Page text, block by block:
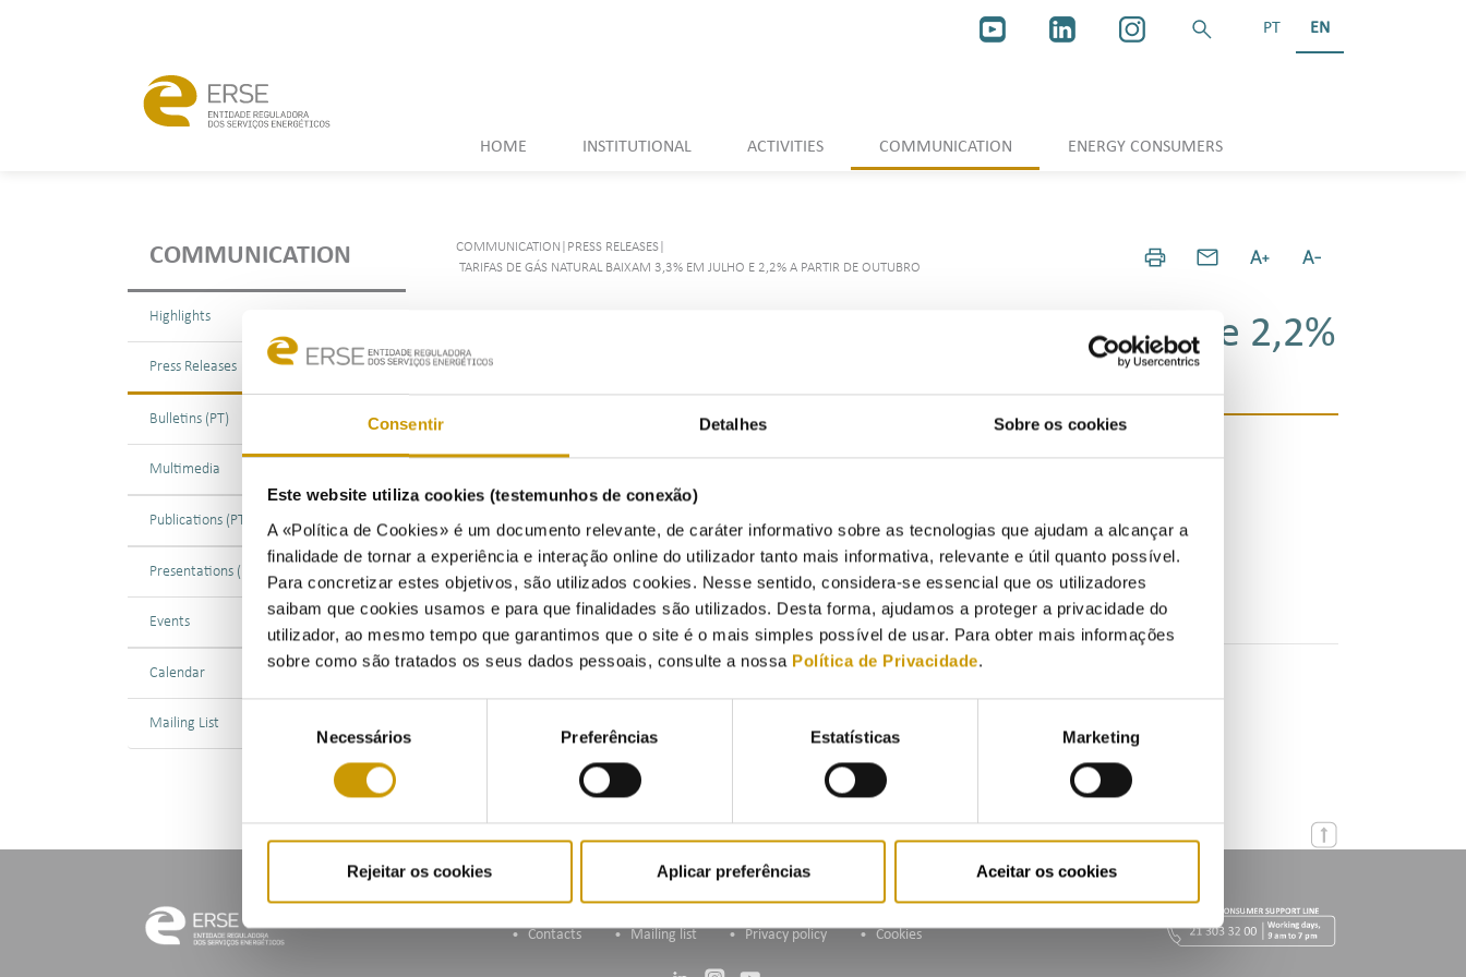
Consentir Detalhes Sobre os cookies
Este website utiliza cookies (testemunhos de conexão)
A «Política de Cookies» é um documento relevante, de caráter informativo sobre as tecnologias que ajudam a alcançar a
finalidade de tornar a experiência e interação online do utilizador tanto mais informativa, relevante e útil quanto possível.
Para concretizar estes objetivos, são utilizados cookies. Nesse sentido, considera-se essencial que os utilizadores
saibam que cookies usamos e para que finalidades são utilizados. Desta forma, ajudamos a proteger a privacidade do
utilizador, ao mesmo tempo que garantimos que o site é o mais simples possível de usar. Para obter mais informações
sobre como são tratados os seus dados pessoais, consulte a nossa Política de Privacidade.
consentimento
Necessários Preferências Estatísticas Marketing
Rejeitar os cookies Aplicar preferências Aceitar os cookies
PT EN
HOME INSTITUTIONAL ACTIVITIES COMMUNICATION ENERGY CONSUMERS
COMMUNICATION
Highlights
Press Releases
Bulletins (PT)
Multimedia
Publications (PT)
Presentations (PT)
Events
Calendar
Mailing List
COMMUNICATION PRESS RELEASES
TARIFAS DE GÁS NATURAL BAIXAM 3,3% EM JULHO E 2,2% A PARTIR DE OUTUBRO
Tarifas de gás natural baixam 3,3% em julho e 2,2%
a partir de outubro
01/06/2020
Contacts Mailing list Privacy policy Cookies